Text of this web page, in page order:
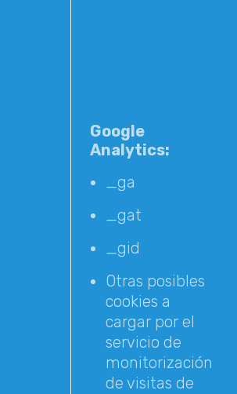
Google
Analytics:
_ga
_gat
_gid
Otras posibles
cookies a
cargar por el
servicio de
monitorización
de visitas de